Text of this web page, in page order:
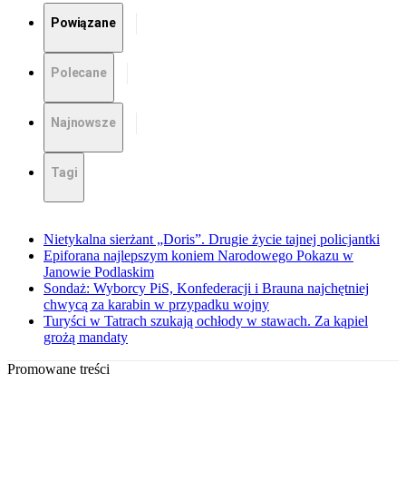
Powiązane
Polecane
Najnowsze
Tagi
Nietykalna sierżant „Doris”. Drugie życie tajnej policjantki
Epiforana najlepszym koniem Narodowego Pokazu w
Janowie Podlaskim
Sondaż: Wyborcy PiS, Konfederacji i Brauna najchętniej
chwycą za karabin w przypadku wojny
Turyści w Tatrach szukają ochłody w stawach. Za kąpiel
grożą mandaty
Promowane treści